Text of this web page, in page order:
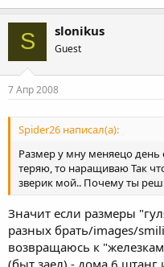
S slonikus
Guest
7 Апр 2008
Spider26 написал(а):
Размер у мну меняецо день
теряю, то наращиваю Так
зверик мой.. Почему ты
Значит если размеры
разных брать/images/
возвращаюсь к
(быт заел) - дома 6 штанг